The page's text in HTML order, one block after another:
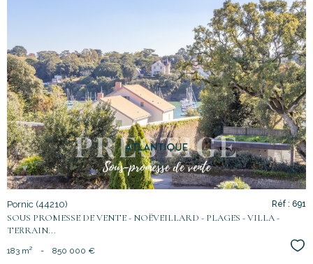
voir le
bien
Pornic (44210)
SOUS PROMESSE DE VENTE - NOËVEILLARD - PLAGES - VILLA -
TERRAIN...
Réf : 691
183 m² - 850 000 €